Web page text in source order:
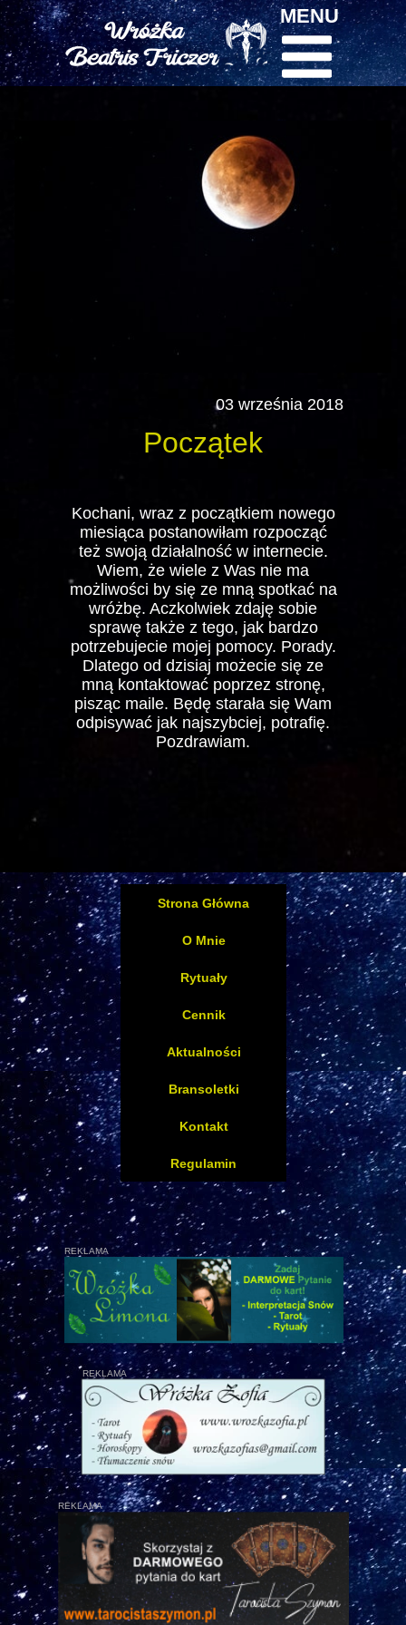
Początek
03 września 2018
Kochani, wraz z początkiem nowego
miesiąca postanowiłam rozpocząć
też swoją działalność w internecie.
Wiem, że wiele z Was nie ma
możliwości by się ze mną spotkać na
wróżbę. Aczkolwiek zdaję sobie
sprawę także z tego, jak bardzo
potrzebujecie mojej pomocy. Porady.
Dlatego od dzisiaj możecie się ze
mną kontaktować poprzez stronę,
pisząc maile. Będę starała się Wam
odpisywać jak najszybciej, potrafię.
Pozdrawiam.
MENU
Strona Główna
O Mnie
Rytuały
Cennik
Aktualności
Bransoletki
Kontakt
Regulamin
REKLAMA
REKLAMA
REKLAMA